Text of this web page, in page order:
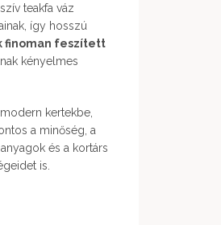
teakfa váz
így hosszú
finoman feszített
kényelmes
kertekbe,
a minőség, a
és a kortárs
is.